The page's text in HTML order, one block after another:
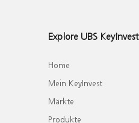
Explore UBS KeyInvest
Home
Mein KeyInvest
Märkte
Produkte